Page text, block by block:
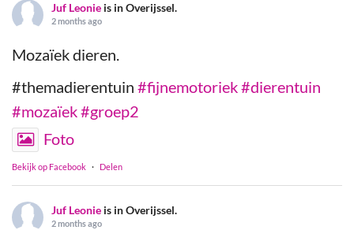
Juf Leonie is in Overijssel.
2 months ago
Mozaïek dieren.
#themadierentuin #fijnemotoriek#dierentuin
#mozaïek#groep2
Foto
Bekijk op Facebook · Delen
Juf Leonie is in Overijssel.
2 months ago